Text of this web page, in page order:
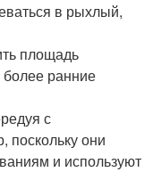
в рыхлый,
площадь
более ранние
с
поскольку они
и используют